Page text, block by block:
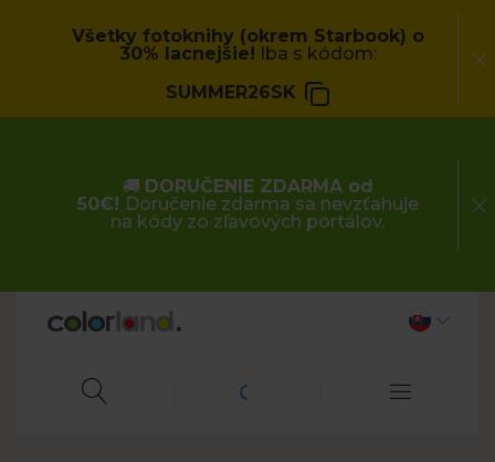
Všetky fotoknihy (okrem Starbook) o
30% lacnejšie! Iba s kódom:
SUMMER26SK
🚚 DORUČENIE ZDARMA od
50€! Doručenie zdarma sa nevzťahuje
na kódy zo zľavových portálov.